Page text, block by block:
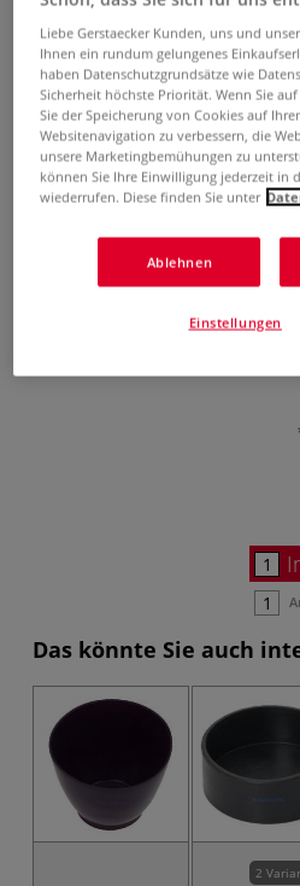
WALKRON Gips-
0
WALKRON Gips-Schale Modell
reinigen und vielseitig einsetzbar.
Das könnte Sie auch
2
Liebe Gerstaecker Kunden, uns und
Ihnen ein rundum gelungenes
haben Datenschutzgrundsätze wie
Sicherheit höchste Priorität. Wenn Sie
Sie der Speicherung von Cookies auf
Websitenavigation zu verbessern, die
unsere Marketingbemühungen zu
können Sie Ihre Einwilligung jederzeit in
wiederrufen. Diese finden Sie unter
Ablehnen
Einstellungen